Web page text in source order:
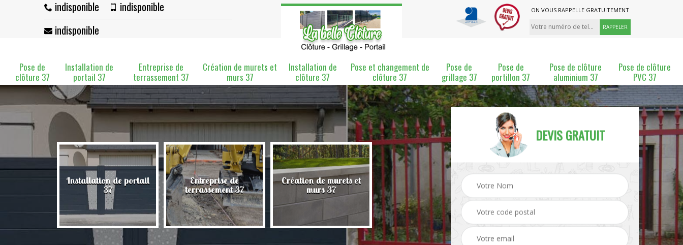
indisponible
indisponible
indisponible
ON VOUS RAPPELLE GRATUITEMENT
Pose de
clôture 37
Installation de
portail 37
Entreprise de
terrassement 37
Création de murets et
murs 37
Installation de
clôture 37
Pose et changement de
clôture 37
Pose de
grillage 37
Pose de
portillon 37
Pose de clôture
aluminium 37
Pose de clôture
PVC 37
Installation de portail
37
Entreprise de
terrassement 37
Création de murets et
murs 37
Installation de clôture
37
Pose et changement de Pose de grillage 37
DEVIS GRATUIT